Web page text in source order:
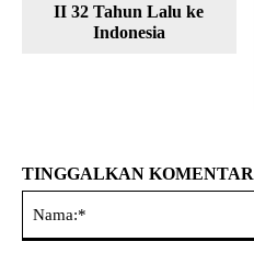
II 32 Tahun Lalu ke
Indonesia
TINGGALKAN KOMENTAR